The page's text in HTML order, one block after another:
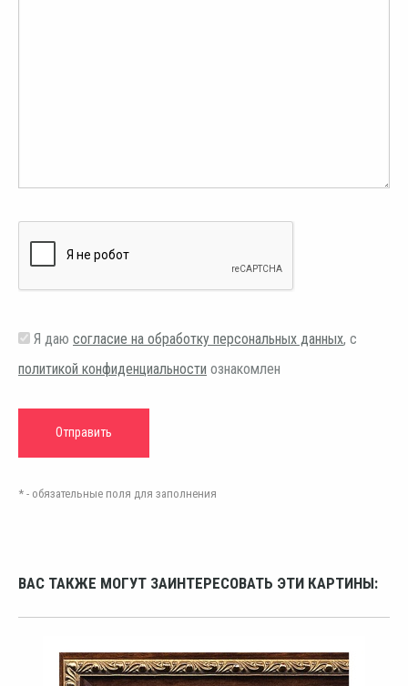
Я даю согласие на обработку персональных данных, с
политикой конфиденциальности ознакомлен
* - обязательные поля для заполнения
ВАС ТАКЖЕ МОГУТ ЗАИНТЕРЕСОВАТЬ ЭТИ КАРТИНЫ: